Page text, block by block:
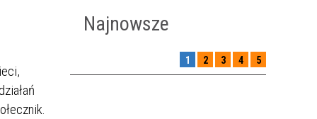
Najnowsze
1 2 3 4 5